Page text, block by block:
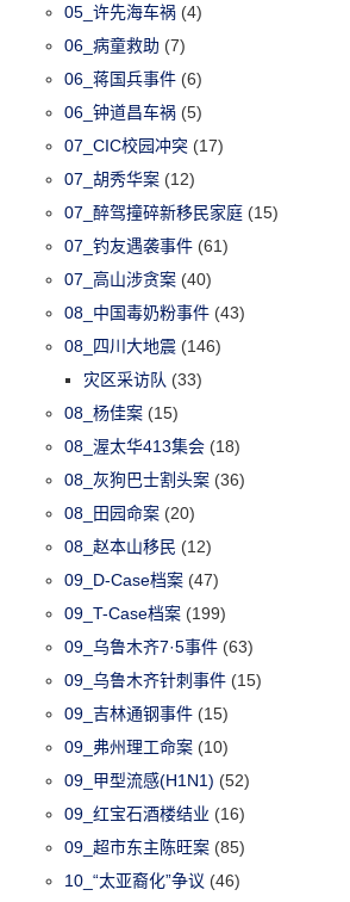
05_许先海车祸 (4)
06_病童救助 (7)
06_蒋国兵事件 (6)
06_钟道昌车祸 (5)
07_CIC校园冲突 (17)
07_胡秀华案 (12)
07_醉驾撞碎新移民家庭 (15)
07_钓友遇袭事件 (61)
07_高山涉贪案 (40)
08_中国毒奶粉事件 (43)
08_四川大地震 (146)
灾区采访队 (33)
08_杨佳案 (15)
08_渥太华413集会 (18)
08_灰狗巴士割头案 (36)
08_田园命案 (20)
08_赵本山移民 (12)
09_D-Case档案 (47)
09_T-Case档案 (199)
09_乌鲁木齐7·5事件 (63)
09_乌鲁木齐针刺事件 (15)
09_吉林通钢事件 (15)
09_弗州理工命案 (10)
09_甲型流感(H1N1) (52)
09_红宝石酒楼结业 (16)
09_超市东主陈旺案 (85)
10_“太亚裔化”争议 (46)